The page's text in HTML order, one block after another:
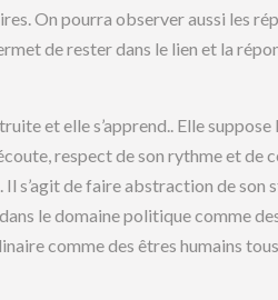
On pourra observer aussi les
de rester dans le lien et la
et elle s’apprend.. Elle
respect de son rythme et de
s’agit de faire abstraction de son
le domaine politique comme
comme des êtres humains